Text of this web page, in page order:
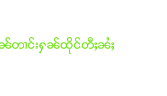
ၼ်တၢင်းႁၼ်ထိုင်တီႈၼႆႈ